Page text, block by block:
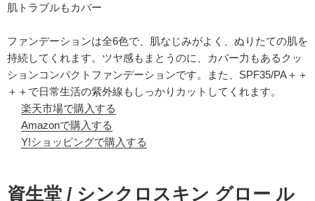
肌トラブルもカバー
ファンデーションは全6色で、肌なじみがよく、ぬりたての肌を
持続してくれます。ツヤ感もまとうのに、カバー力もあるクッ
ションコンパクトファンデーションです。また、SPF35/PA＋＋
＋＋で日常生活の紫外線もしっかりカットしてくれます。
楽天市場で購入する
Amazonで購入する
Y!ショッピングで購入する
資生堂 / シンクロスキン グロー ル